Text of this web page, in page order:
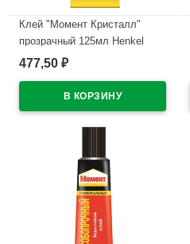
Клей "Момент Кристалл"
прозрачный 125мл Henkel
арт.873867
477,50 ₽